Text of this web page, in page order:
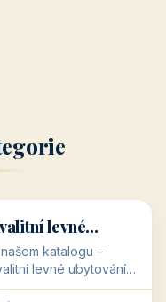
34 objektů
levné
katalogu –
levné ubytování –
pro Vás připraveny